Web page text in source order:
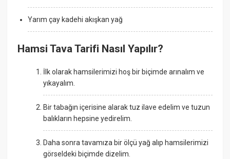
Yarım çay kadehi akışkan yağ
Hamsi Tava Tarifi Nasıl Yapılır?
İlk olarak hamsilerimizi hoş bir biçimde arınalım ve
yıkayalım.
Bir tabağın içerisine alarak tuz ilave edelim ve tuzun
balıkların hepsine yedirelim.
Daha sonra tavamıza bir ölçü yağ alıp hamsilerimizi
görseldeki biçimde dizelim.